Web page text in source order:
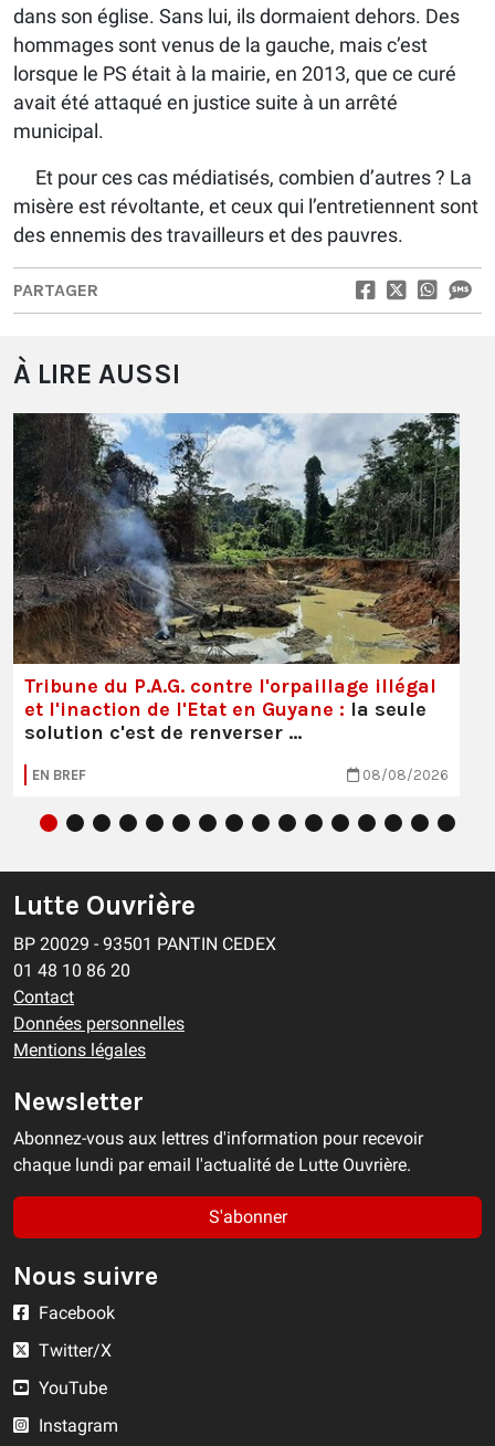
dans son église. Sans lui, ils dormaient dehors. Des
hommages sont venus de la gauche, mais c’est
lorsque le PS était à la mairie, en 2013, que ce curé
avait été attaqué en justice suite à un arrêté
municipal.
Et pour ces cas médiatisés, combien d’autres ? La
misère est révoltante, et ceux qui l’entretiennent sont
des ennemis des travailleurs et des pauvres.
PARTAGER
À LIRE AUSSI
Tribune du P.A.G. contre l'orpaillage illégal
et l'inaction de l'Etat en Guyane : la seule
solution c'est de renverser …
EN BREF 08/08/2026
Lutte Ouvrière
BP 20029 - 93501 PANTIN CEDEX
01 48 10 86 20
Contact
Données personnelles
Mentions légales
Newsletter
Abonnez-vous aux lettres d'information pour recevoir
chaque lundi par email l'actualité de Lutte Ouvrière.
S'abonner
Nous suivre
Facebook
Twitter/X
YouTube
Instagram